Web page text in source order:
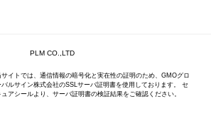
PLM CO.,LTD
サイトでは、通信情報の暗号化と実在性の証明のため、GMOグロ
バルサイン株式会社のSSLサーバ証明書を使用しております。 セ
ュアシールより、サーバ証明書の検証結果をご確認ください。